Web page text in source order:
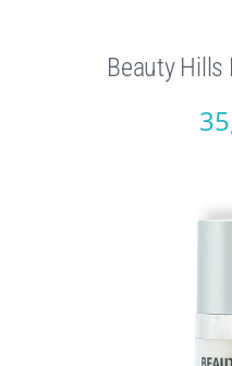
Beauty Hills